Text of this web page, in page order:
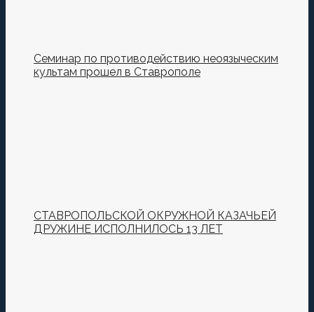
Семинар по противодействию неоязыческим
культам прошел в Ставрополе
СТАВРОПОЛЬСКОЙ ОКРУЖНОЙ КАЗАЧЬЕЙ
ДРУЖИНЕ ИСПОЛНИЛОСЬ 13 ЛЕТ